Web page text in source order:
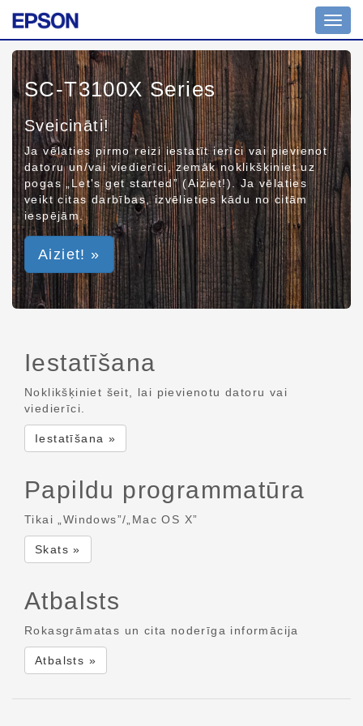
SC-T3100X Series
Sveicināti!
Ja vēlaties pirmo reizi iestatīt ierīci vai pievienot
datoru un/vai viedierīci, zemāk noklikšķiniet uz
pogas „Let's get started” (Aiziet!). Ja vēlaties
veikt citas darbības, izvēlieties kādu no citām
iespējām.
Aiziet! »
Iestatīšana
Noklikšķiniet šeit, lai pievienotu datoru vai
viedierīci.
Iestatīšana »
Papildu programmatūra
Tikai „Windows”/„Mac OS X”
Skats »
Atbalsts
Rokasgrāmatas un cita noderīga informācija
Atbalsts »